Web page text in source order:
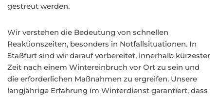
gestreut werden.
Wir verstehen die Bedeutung von schnellen
Reaktionszeiten, besonders in Notfallsituationen. In
Staßfurt sind wir darauf vorbereitet, innerhalb kürzester
Zeit nach einem Wintereinbruch vor Ort zu sein und
die erforderlichen Maßnahmen zu ergreifen. Unsere
langjährige Erfahrung im Winterdienst garantiert, dass